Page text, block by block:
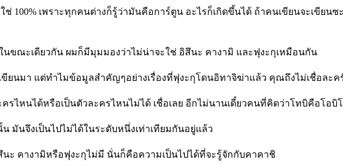
100% เพราะทุกคนต่างก็รู้ว่ามันคือการ์ตูน อะไรก็เกิดขึ้นได้ ถ้าคนเขียนจะเขียนซ
ขณะเดียวกัน ผมก็มีมุมมองว่าไม่น่าจะใช่ อิสึนะ คางามิ และฟุงะกุเหมือนกัน
ยนมา แต่ทำไมข้อมูลสำคัญๆอย่างเรื่องที่ฟุงะกุโดนอิทาจิฆ่าแล้ว คุณถึงไม่เชื่อละค
รไหนได้หรือเป็นตัวละครไหนไม่ได้ เชื่อเลย อีกไม่นานเดี๋ยวคนที่คิดว่าโทบิคือโอ
มันจึงเป็นไปไม่ได้ในระดับหนึ่งเท่าเทียมกันอยู่แล้ว
ะ คางามิหรือฟุงะกุไม่มี นั่นก็คือความเป็นไปได้ที่จะรู้จักกับคาคาชิ